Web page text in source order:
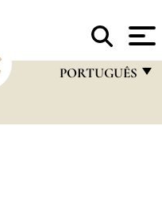
PORTUGUÊS